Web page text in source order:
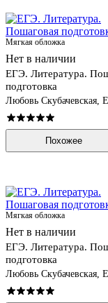
Мягкая обложка
Нет в наличии
ЕГЭ. Литература.
подготовка
Любовь Скубачевская,
Титаренко, Екатерина
Похожее
Мягкая обложка
Нет в наличии
ЕГЭ. Литература.
подготовка
Любовь Скубачевская,
Титаренко, Екатерина